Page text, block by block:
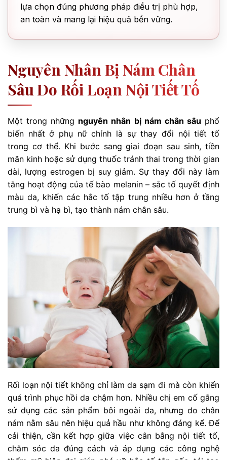
lựa chọn đúng phương pháp điều trị phù hợp,
an toàn và mang lại hiệu quả bền vững.
Nguyên Nhân Bị Nám Chân
Sâu Do Rối Loạn Nội Tiết Tố
Một trong những nguyên nhân bị nám chân sâu phổ
biến nhất ở phụ nữ chính là sự thay đổi nội tiết tố
trong cơ thể. Khi bước sang giai đoạn sau sinh, tiền
mãn kinh hoặc sử dụng thuốc tránh thai trong thời gian
dài, lượng estrogen bị suy giảm. Sự thay đổi này làm
tăng hoạt động của tế bào melanin – sắc tố quyết định
màu da, khiến các hắc tố tập trung nhiều hơn ở tầng
trung bì và hạ bì, tạo thành nám chân sâu.
Rối loạn nội tiết không chỉ làm da sạm đi mà còn khiến
quá trình phục hồi da chậm hơn. Nhiều chị em cố gắng
sử dụng các sản phẩm bôi ngoài da, nhưng do chân
nám nằm sâu nên hiệu quả hầu như không đáng kể. Để
cải thiện, cần kết hợp giữa việc cân bằng nội tiết tố,
chăm sóc da đúng cách và áp dụng các công nghệ